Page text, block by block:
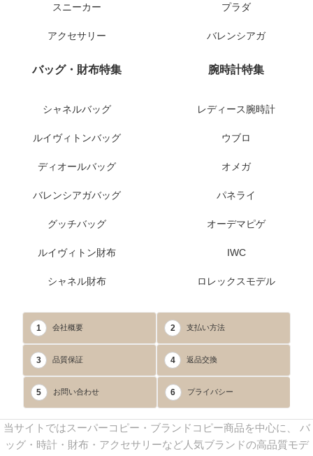
スニーカー
アクセサリー
プラダ
バレンシアガ
バッグ・財布特集
シャネルバッグ
ルイヴィトンバッグ
ディオールバッグ
バレンシアガバッグ
グッチバッグ
ルイヴィトン財布
シャネル財布
腕時計特集
レディース腕時計
ウブロ
オメガ
パネライ
オーデマピゲ
IWC
ロレックスモデル
1 会社概要 2 支払い方法
3 品質保証 4 返品交換
5 お問い合わせ 6 プライバシー
当サイトではスーパーコピー・ブランドコピー商品を中心に、 バ
ッグ・時計・財布・アクセサリーなど人気ブランドの高品質モデ